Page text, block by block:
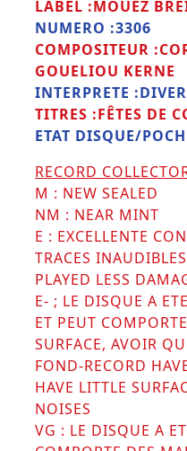
LABEL :MOUEZ
NUMERO :3306
COMPOSITEUR
GOUELIOU KERNE
INTERPRETE
TITRES :FÊTES DE
ETAT DISQUE/
RECORD
M : NEW SEALED
NM : NEAR MINT
E : EXCELLENTE
TRACES
PLAYED LESS
E- ; LE DISQUE A
ET PEUT
SURFACE, AVOIR
FOND-RECORD
HAVE LITTLE
NOISES
VG : LE DISQUE A